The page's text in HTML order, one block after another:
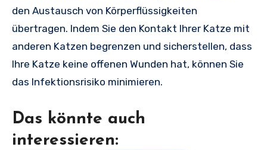
den Austausch von Körperflüssigkeiten
übertragen. Indem Sie den Kontakt Ihrer Katze mit
anderen Katzen begrenzen und sicherstellen, dass
Ihre Katze keine offenen Wunden hat, können Sie
das Infektionsrisiko minimieren.
Das könnte auch
interessieren: